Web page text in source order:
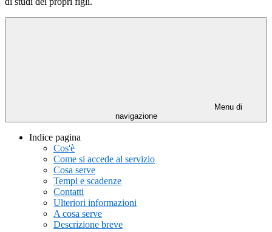
Menu di
navigazione
Indice pagina
Cos'è
Come si accede al servizio
Cosa serve
Tempi e scadenze
Contatti
Ulteriori informazioni
A cosa serve
Descrizione breve